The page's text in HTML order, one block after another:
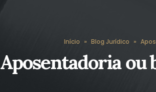
Início » Blog Jurídico »
Aposentadoria ou